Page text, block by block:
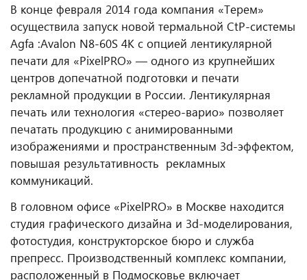
В конце февраля 2014 года компания «Терем»
осуществила запуск новой термальной CtP-системы
Agfa :Avalon N8-60S 4K с опцией лентикулярной
печати для «PixelPRO» — одного из крупнейших
центров допечатной подготовки и печати
рекламной продукции в России. Лентикулярная
печать или технология «стерео-варио» позволяет
печатать продукцию с анимированными
изображениями и пространственным 3d-эффектом,
повышая результативность рекламных
коммуникаций.
В головном офисе «PixelPRO» в Москве находится
студия графического дизайна и 3d-моделирования,
фотостудия, конструкторское бюро и служба
препресс. Производственный комплекс компании,
расположенный в Подмосковье включает